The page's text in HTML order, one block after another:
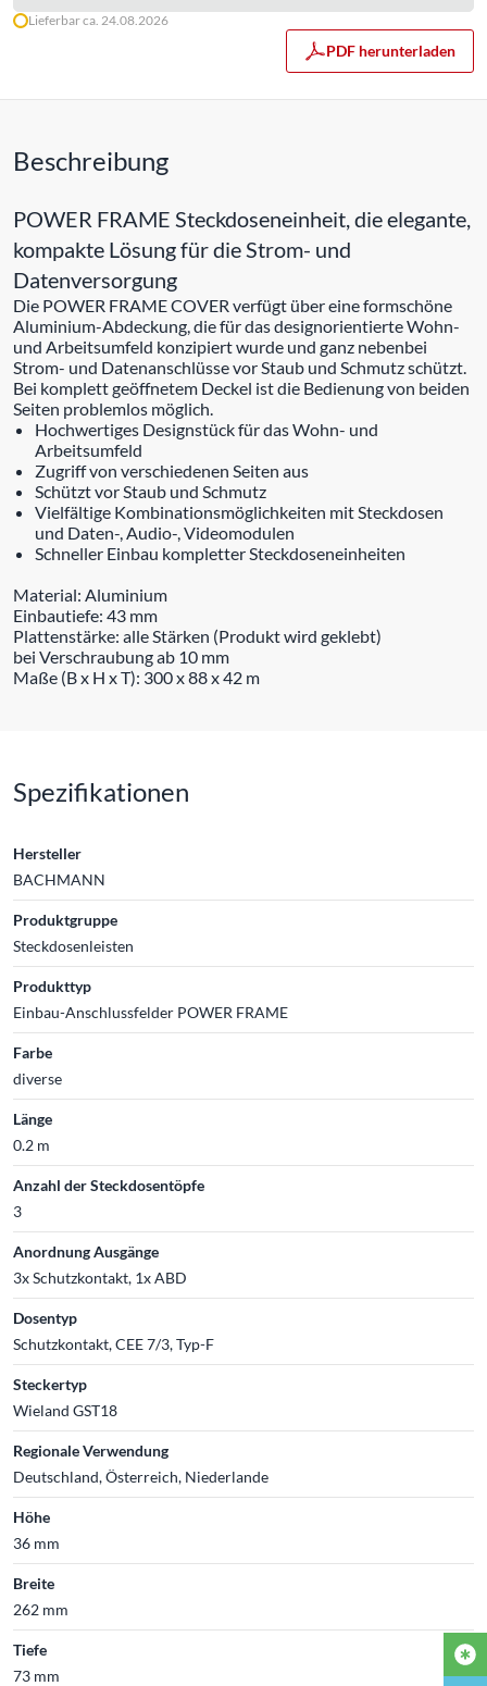
Lieferbar ca. 24.08.2026
PDF herunterladen
Beschreibung
POWER FRAME Steckdoseneinheit, die elegante,
kompakte Lösung für die Strom- und
Datenversorgung
Die POWER FRAME COVER verfügt über eine formschöne
Aluminium-Abdeckung, die für das designorientierte Wohn-
und Arbeitsumfeld konzipiert wurde und ganz nebenbei
Strom- und Datenanschlüsse vor Staub und Schmutz schützt.
Bei komplett geöffnetem Deckel ist die Bedienung von beiden
Seiten problemlos möglich.
Hochwertiges Designstück für das Wohn- und
Arbeitsumfeld
Zugriff von verschiedenen Seiten aus
Schützt vor Staub und Schmutz
Vielfältige Kombinationsmöglichkeiten mit Steckdosen
und Daten-, Audio-, Videomodulen
Schneller Einbau kompletter Steckdoseneinheiten
Material: Aluminium
Einbautiefe: 43 mm
Plattenstärke: alle Stärken (Produkt wird geklebt)
bei Verschraubung ab 10 mm
Maße (B x H x T): 300 x 88 x 42 m
Spezifikationen
Hersteller
BACHMANN
Produktgruppe
Steckdosenleisten
Produkttyp
Einbau-Anschlussfelder POWER FRAME
Farbe
diverse
Länge
0.2 m
Anzahl der Steckdosentöpfe
3
Anordnung Ausgänge
3x Schutzkontakt, 1x ABD
Dosentyp
Schutzkontakt, CEE 7/3, Typ-F
Steckertyp
Wieland GST18
Regionale Verwendung
Deutschland, Österreich, Niederlande
Höhe
36 mm
Breite
262 mm
Tiefe
73 mm